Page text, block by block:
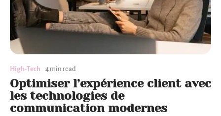
High-Tech 4 min read
Optimiser l’expérience client avec
les technologies de
communication modernes